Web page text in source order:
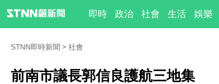
即時 政治 社會 生活 娛樂
STNN即時新聞 社會
前南市議長郭信良護航三地集